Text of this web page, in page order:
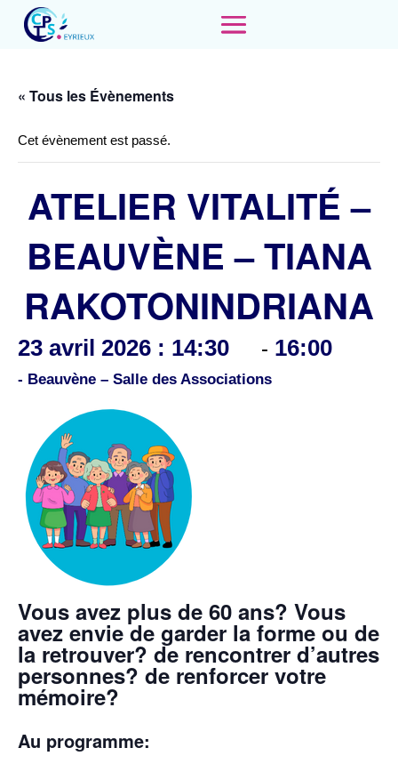
« Tous les Évènements
Cet évènement est passé.
ATELIER VITALITÉ –
BEAUVÈNE – TIANA
RAKOTONINDRIANA
23 avril 2026 : 14:30 - 16:00
- Beauvène – Salle des Associations
Vous avez plus de 60 ans? Vous
avez envie de garder la forme ou de
la retrouver? de rencontrer d’autres
personnes? de renforcer votre
mémoire?
Au programme: